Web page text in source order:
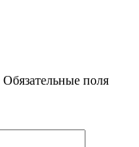
Обязательные поля